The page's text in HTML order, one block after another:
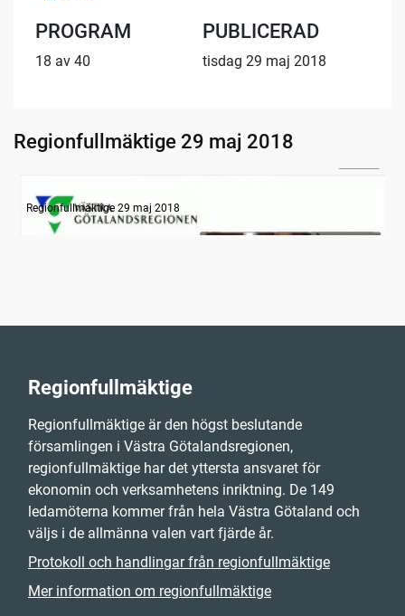
PROGRAM
18 av 40
PUBLICERAD
tisdag 29 maj 2018
Regionfullmäktige 29 maj 2018
Information
Regionfullmäktige 29 maj 2018
Regionfullmäktige
Regionfullmäktige är den högst beslutande
församlingen i Västra Götalandsregionen,
regionfullmäktige har det yttersta ansvaret för
ekonomin och verksamhetens inriktning. De 149
ledamöterna kommer från hela Västra Götaland och
väljs i de allmänna valen vart fjärde år.
Protokoll och handlingar från regionfullmäktige
Mer information om regionfullmäktige